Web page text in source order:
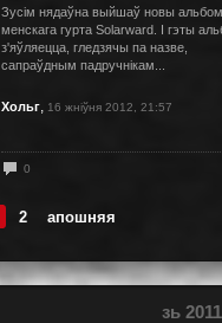
Зусім нядаўна выйшаў новы альбом
менскага гурта Solarward. І гэты
з'яўляецца, гледзячы па назве,
сапраўдным падручнікам...
Хольг, 16 жніўня 2012, 21:57
0
2 апошняя
зь 2011